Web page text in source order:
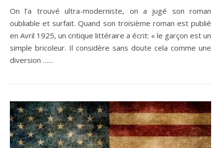
On l’a trouvé ultra-moderniste, on a jugé son roman
oubliable et surfait. Quand son troisième roman est publié
en Avril 1925, un critique littéraire a écrit: « le garçon est un
simple bricoleur. Il considère sans doute cela comme une
diversion ……